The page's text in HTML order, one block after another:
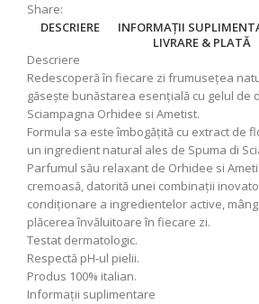
Share:
DESCRIERE
INFORMAȚII
LIVRARE & PLATĂ
Descriere
Redescoperă în fiecare zi frumusețea
găsește bunăstarea esențială cu gelul de
Sciampagna Orhidee si Ametist.
Formula sa este îmbogățită cu extract de
un ingredient natural ales de Spuma di
Parfumul său relaxant de Orhidee si
cremoasă, datorită unei combinații
condiționare a ingredientelor active,
plăcerea învăluitoare în fiecare zi.
Testat dermatologic.
Respectă pH-ul pielii.
Produs 100% italian.
Informații suplimentare